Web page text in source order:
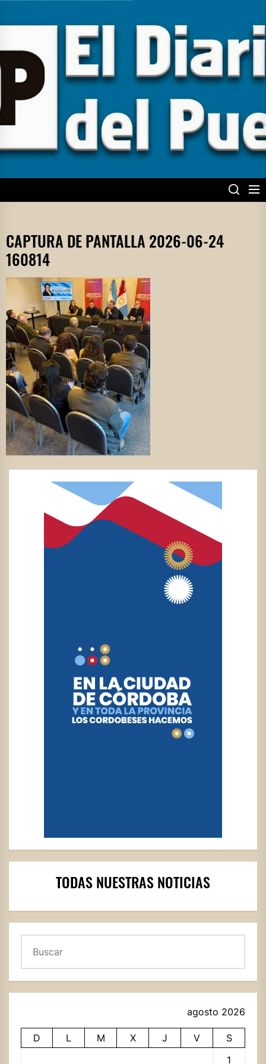
content
EL DIARIO DEL
PUEBLO
CAPTURA DE PANTALLA 2026-06-24
160814
TODAS NUESTRAS NOTICIAS
agosto 2026
D L M X J V
S
1